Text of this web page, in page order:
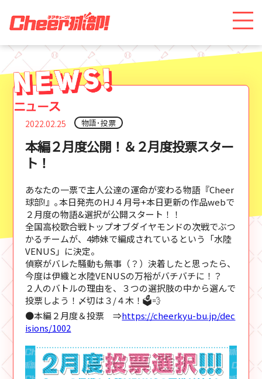
2022.02.25 物語･投票
本編２月度公開！＆２月度投票スター
ト！
あなたの一票で主人公達の運命が変わる物語『Cheer
球部!』｡本日発売のHJ４月号+本日更新の作品webで
２月度の物語&選択が公開スタート！！
全国高校歌合戦 トップオブダイヤモンドの次戦でぶつ
かるチームが、4姉妹で編成されているという「水陸
VENUS」に決定。
偵察がバレた騒動も無事（？）決着したと思ったら、
今度は伊織と水陸VENUSの万裕がバチバチに！？
２人のバトルの理由を、３つの選択肢の中から選んで
投票しよう！〆切は３/４木！🗳💨
●本編２月度＆投票 ⇒https://cheerkyu-bu.jp/dec
isions/1002